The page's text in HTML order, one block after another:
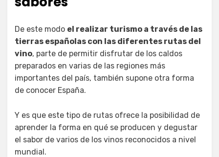
De este modo el realizar turismo a través de las
tierras españolas con las diferentes rutas del
vino, parte de permitir disfrutar de los caldos
preparados en varias de las regiones más
importantes del país, también supone otra forma
de conocer España.
Y es que este tipo de rutas ofrece la posibilidad de
aprender la forma en qué se producen y degustar
el sabor de varios de los vinos reconocidos a nivel
mundial.